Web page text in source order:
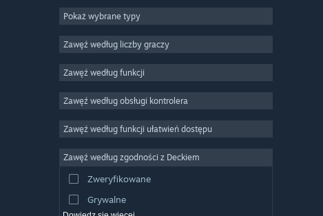
MMO
Niezależne
Rekreacyjne
Symulatory
Obróbka filmów
Obróbka zdjęć
Pokaż wybrane typy
Zawęź według liczby graczy
Zawęź według funkcji
Zawęź według obsługi kontrolera
Zawęź według funkcji ułatwień dostępu
Zawęź według zgodności z Deckiem
Zweryfikowane
Grywalne